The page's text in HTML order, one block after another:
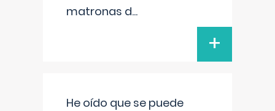
matronas d...
+
He oído que se puede